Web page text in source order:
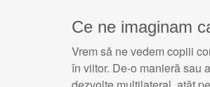
Ce ne imaginam
Vrem să ne vedem copiii
în viitor. De-o manieră sau